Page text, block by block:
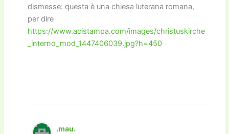
dismesse: questa è una chiesa luterana romana,
per dire
https://www.acistampa.com/images/christuskirche
_interno_mod_1447406039.jpg?h=450
.mau.